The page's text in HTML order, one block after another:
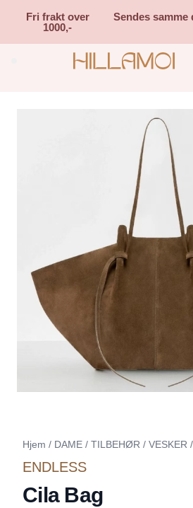
Fri frakt over
1000,-
Sendes
Search (⌘K)
Hjem / DAME / TILBEHØR / VESKER /
ENDLESS
Cila Bag